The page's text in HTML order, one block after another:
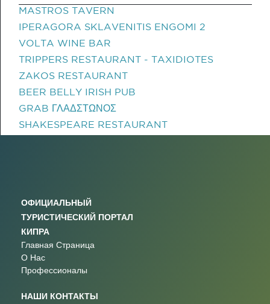
MASTROS TAVERN
IPERAGORA SKLAVENITIS ENGOMI 2
VOLTA WINE BAR
TRIPPERS RESTAURANT - TAXIDIOTES
ZAKOS RESTAURANT
BEER BELLY IRISH PUB
GRAB ΓΛΑΔΣΤΩΝΟΣ
SHAKESPEARE RESTAURANT
ОФИЦИАЛЬНЫЙ
ТУРИСТИЧЕСКИЙ ПОРТАЛ
КИПРА
Главная Страница
О Нас
Профессионалы
НАШИ КОНТАКТЫ